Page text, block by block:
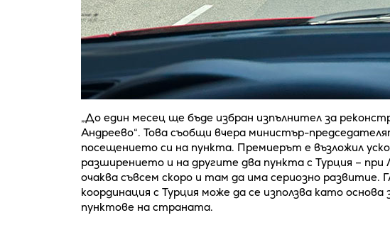
„До един месец ще бъде избран изпълнител за
Андреево“. Това съобщи вчера министър-
посещението си на пункта. Премиерът е възложил
разширението и на другите два пункта с Турция – при
очаква съвсем скоро и там да има сериозно развитие.
координация с Турция може да се използва като основа
пунктове на страната.